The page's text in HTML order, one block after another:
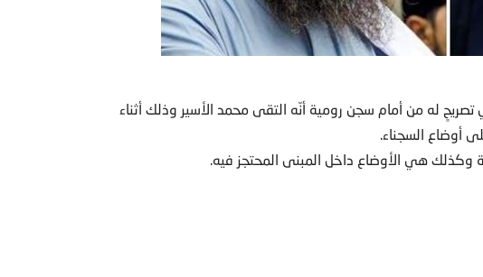
له من أمام سجن رومية أنّه التقى محمد الأسير وذلك أثناء
أوضاع السجناء.
وكذلك هي الأوضاع داخل المبنى المحتجز فيه.